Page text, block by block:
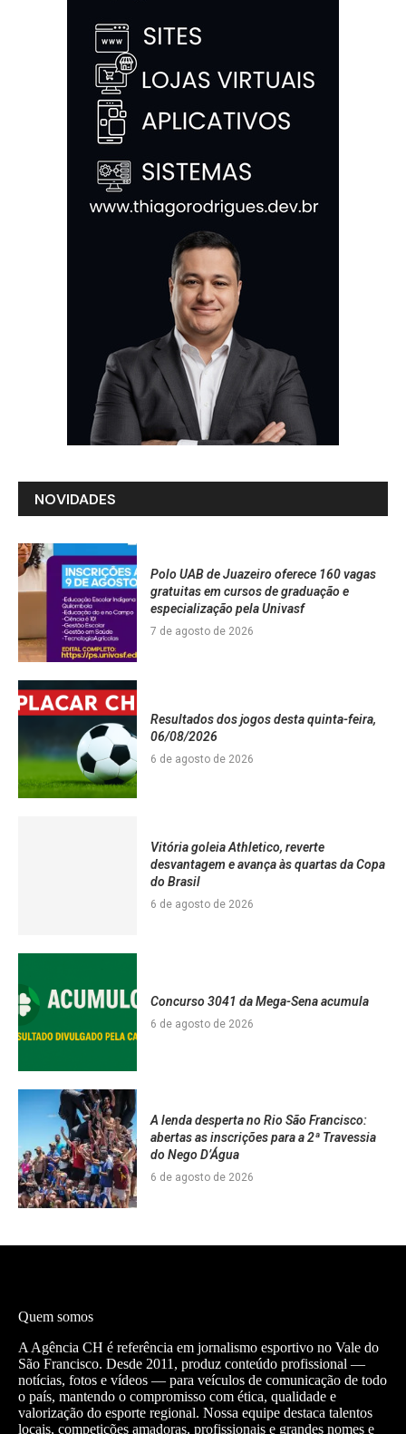
NOVIDADES
Polo UAB de Juazeiro oferece 160 vagas
gratuitas em cursos de graduação e
especialização pela Univasf
7 de agosto de 2026
Resultados dos jogos desta quinta-feira,
06/08/2026
6 de agosto de 2026
Vitória goleia Athletico, reverte
desvantagem e avança às quartas da Copa
do Brasil
6 de agosto de 2026
Concurso 3041 da Mega-Sena acumula
6 de agosto de 2026
A lenda desperta no Rio São Francisco:
abertas as inscrições para a 2ª Travessia
do Nego D’Água
6 de agosto de 2026
Quem somos
A Agência CH é referência em jornalismo esportivo no Vale do
São Francisco. Desde 2011, produz conteúdo profissional —
notícias, fotos e vídeos — para veículos de comunicação de todo
o país, mantendo o compromisso com ética, qualidade e
valorização do esporte regional. Nossa equipe destaca talentos
locais, competições amadoras, profissionais e grandes nomes e